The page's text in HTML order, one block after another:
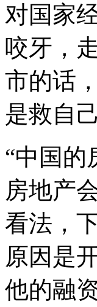
对国家
咬牙，
市的话
是救自己
“中国的
房地产
看法，
原因是
他的融